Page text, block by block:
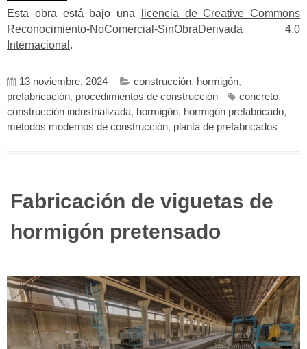
Esta obra está bajo una
licencia de Creative Commons
Reconocimiento-NoComercial-SinObraDerivada 4.0
Internacional .
13 noviembre, 2024 construcción, hormigón,
prefabricación, procedimientos de construcción concreto,
construcción industrializada, hormigón, hormigón prefabricado,
métodos modernos de construcción, planta de prefabricados
Fabricación de viguetas de
hormigón pretensado